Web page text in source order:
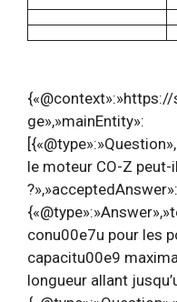
{«@context»:»https://
ge»,»mainEntity»:
le moteur CO-Z
?»,»acceptedAnswer»:
conu00e7u pour les
capacitu00e9
longueur allant